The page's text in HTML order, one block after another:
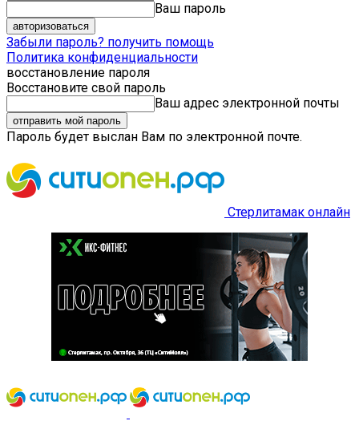
Ваш пароль
Забыли пароль? получить помощь
Политика конфиденциальности
восстановление пароля
Восстановите свой пароль
Ваш адрес электронной почты
Пароль будет выслан Вам по электронной почте.
Стерлитамак онлайн